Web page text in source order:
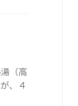
（高
、４